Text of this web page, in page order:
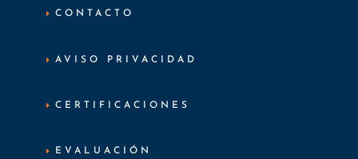
CONTACTO
AVISO PRIVACIDAD
CERTIFICACIONES
EVALUACIÓN